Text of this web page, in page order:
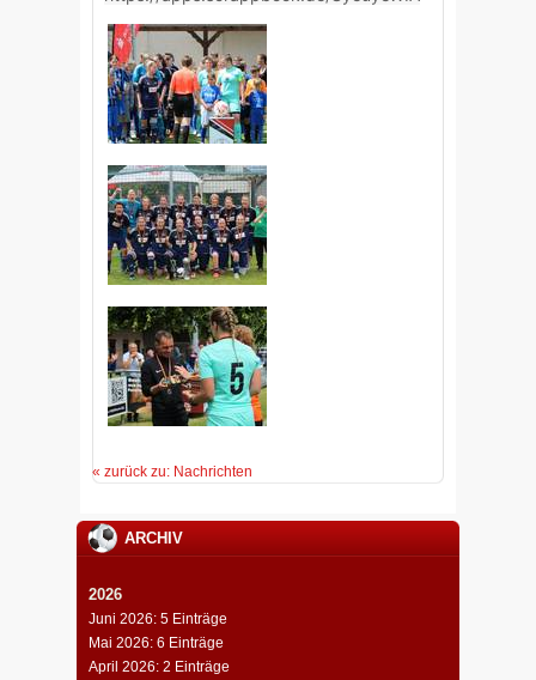
« zurück zu: Nachrichten
ARCHIV
2026
Juni 2026: 5 Einträge
Mai 2026: 6 Einträge
April 2026: 2 Einträge